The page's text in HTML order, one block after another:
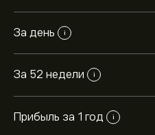
За день i
За 52 недели i
Прибыль за 1 год i